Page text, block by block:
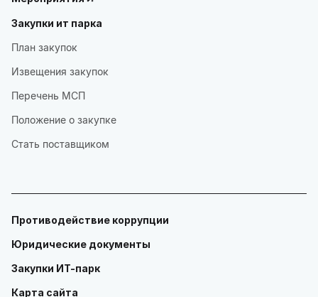
Закупки ит парка
План закупок
Извещения закупок
Перечень МСП
Положение о закупке
Стать поставщиком
Противодействие коррупции
Юридические документы
Закупки ИТ-парк
Карта сайта